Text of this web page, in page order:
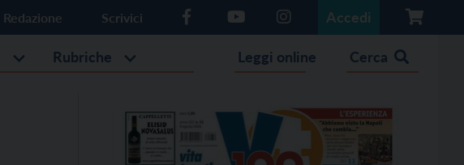
Redazione Scrivici Accedi
Rubriche Leggi online Cerca